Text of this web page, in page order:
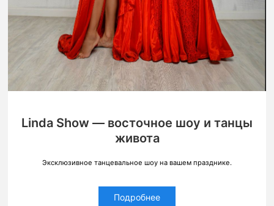
Linda Show — восточное шоу и танцы
живота
Эксклюзивное танцевальное шоу на вашем празднике.
Подробнее